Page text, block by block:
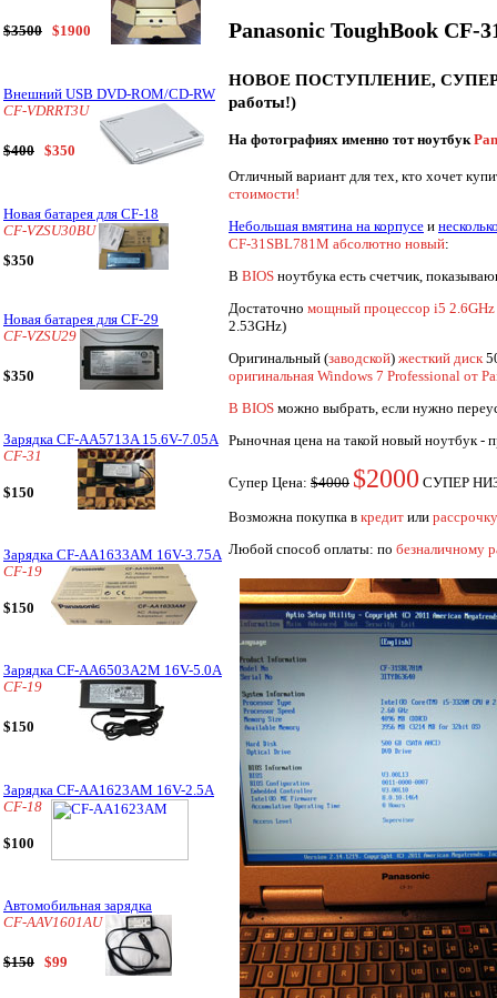
$3500 $1900
Внешний USB DVD-ROM/CD-RW
CF-VDRRT3U
$400 $350
Новая батарея для CF-18
CF-VZSU30BU
$350
Новая батарея для CF-29
CF-VZSU29
$350
Зарядка CF-AA5713A 15.6V-7.05A
CF-31
$150
Зарядка CF-AA1633AM 16V-3.75A
CF-19
$150
Зарядка CF-AA6503A2M 16V-5.0A
CF-19
$150
Зарядка CF-AA1623AM 16V-2.5A
CF-18
$100
Автомобильная зарядка
CF-AAV1601AU
$150 $99
Panasonic ToughBook CF-
НОВОЕ ПОСТУПЛЕНИЕ,
работы!)
На фотографиях именно тот ноутбук
Отличный вариант для тех, кто хочет
стоимости!
Небольшая вмятина на корпусе и
CF-31SBL781M абсолютно новый:
В BIOS ноутбука есть счетчик,
Достаточно мощный процессор i5 2.6GHz
2.53GHz)
Оригинальный (заводской) жесткий диск
оригинальная Windows 7 Professional от
В BIOS можно выбрать, если нужно
Рыночная цена на такой новый ноутбук -
Супер Цена: $4000 $2000 СУПЕР
Возможна покупка в кредит или рассрочку
Любой способ оплаты: по безналичному